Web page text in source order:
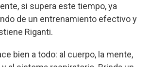
si supera este tiempo, ya
de un entrenamiento efectivo y
Riganti.
bien a todo: al cuerpo, la mente,